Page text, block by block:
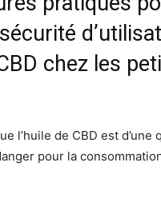
chez les
l’huile de CBD est d’une
pour la